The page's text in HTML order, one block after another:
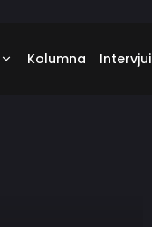
Kolumna Intervjui